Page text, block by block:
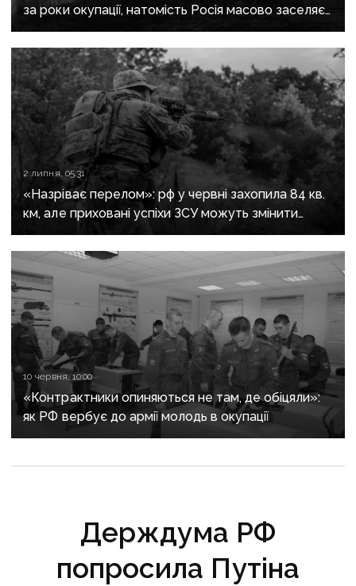
за роки окупації, натомість Росія масово заселяє
регіон своїми громадянами — ГУР
2 липня, 05:31
«Назріває перелом»: рф у червні захопила 84 кв.
км, але приховані успіхи ЗСУ можуть змінити
загальну картину — DeepState
10 червня, 10:00
«Контрактники опиняються не там, де обіцяли»:
як РФ вербує до армії молодь в окупації
Держдума РФ
попросила Путіна